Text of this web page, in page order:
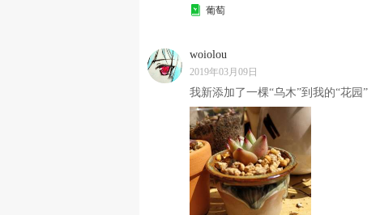
葡萄
woiolou
2019年03月09日
我新添加了一棵“乌木”到我的“花园”